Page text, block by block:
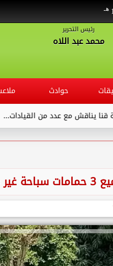
هـ
رئيس التحرير
محمد عبد اللاه
حوادث
وكيل وزارة الصحة
حمادي